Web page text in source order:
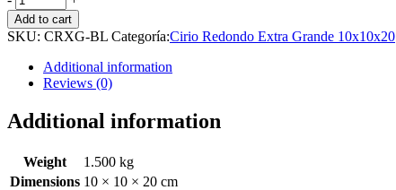
redondo
extra
grande
Blanco
cantidad
Add to cart
SKU: CRXG-BL Categoría:Cirio Redondo Extra Grande 10x10x20
Additional information
Reviews (0)
Additional information
Weight
1.500 kg
Dimensions 10 × 10 × 20 cm